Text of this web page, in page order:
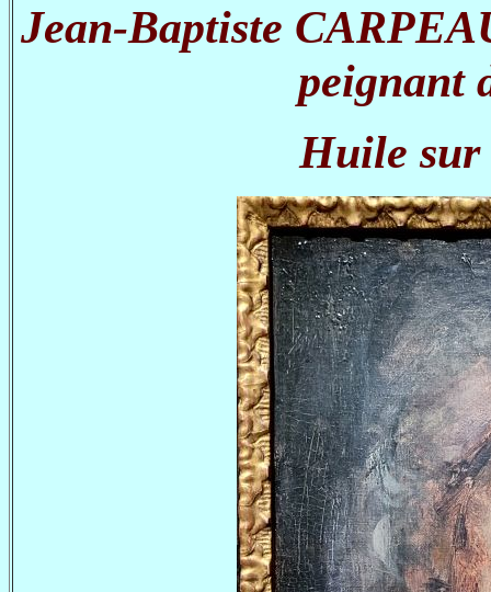
Jean-Baptiste
peignant
Huile sur